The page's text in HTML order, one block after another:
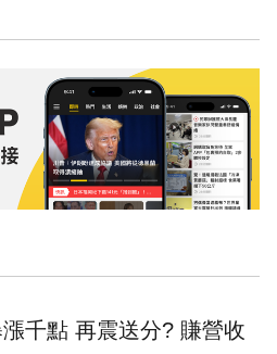
千點 再震送分? 賺營收